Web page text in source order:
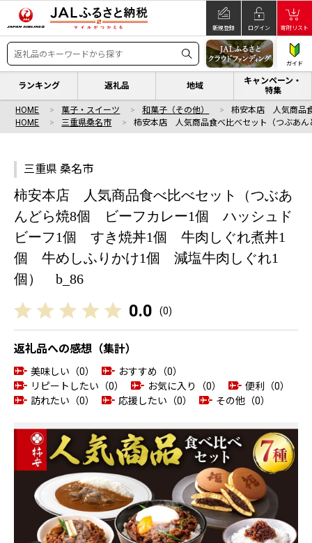
新規登録 ログイン 寄附リスト
ガイド
ランキング 返礼品 地域
キャンペーン・
特集
HOME 菓子・スイーツ 和菓子（その他）
柿安本店 人気商品
HOME
三重県桑名市 柿安本店 人気商品食べ比べセット（つぶあ
三重県 桑名市
柿安本店 人気商品食べ比べセット（つぶあ
んどら焼8個 ビーフカレー1個 ハッシュド
ビーフ1個 すき焼丼1個 牛肉しぐれ煮丼1
個 牛めしふりかけ1個 減塩牛肉しぐれ1
個） b_86
0.0 (0)
返礼品への感想（集計）
美味しい（0）
おすすめ（0）
リピートしたい（0）
お気に入り（0）
便利（0）
訪れたい（0）
応援したい（0） その他（0）